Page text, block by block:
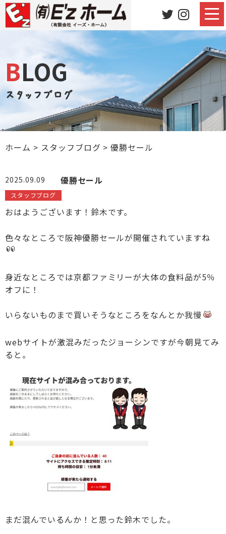
BLOG
スタッフブログ
ホーム > スタッフブログ >優勝セール
2025.09.09 優勝セール
スタッフブログ
おはようございます！鈴木です。
色々なところで阪神優勝セールが開催されていますね
身近なところでは京都ファミリーが大体の食料品が5％
オフに！
いらないものまで買いそうなところをなんとか我慢
webサイトが激混みだったジョーシンですが今朝見てみ
ると。
まだ混んでいるんか！と思った鈴木でした。